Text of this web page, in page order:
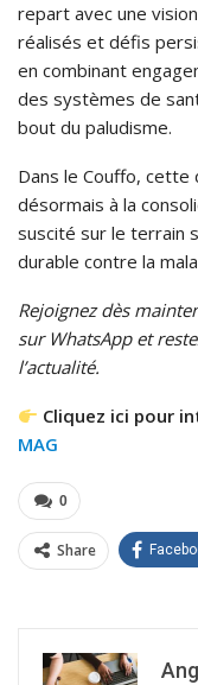
repart avec une
réalisés et défis
en combinant
des systèmes de
bout du paludisme.
Dans le Couffo, cette
désormais à la
suscité sur le terrain
durable contre la
Rejoignez dès
sur WhatsApp et
l’actualité.
Cliquez ici pour
MAG
0
Share